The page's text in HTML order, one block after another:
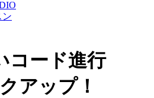
ン
コード進行
アップ！